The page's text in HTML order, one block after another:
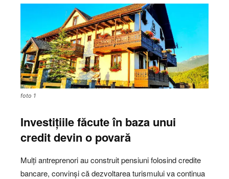
foto 1
Investițiile făcute în baza unui
credit devin o povară
Mulți antreprenori au construit pensiuni folosind credite
bancare, convinși că dezvoltarea turismului va continua